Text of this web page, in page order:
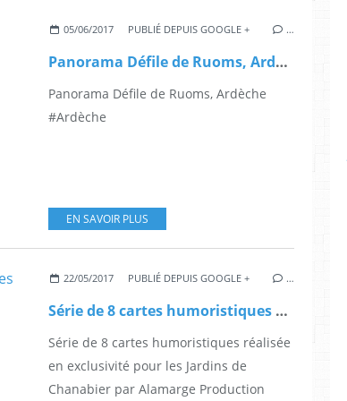
05/06/2017 PUBLIÉ DEPUIS GOOGLE + …
Panorama Défile de Ruoms, Ardèche #Ardèche
Panorama Défile de Ruoms, Ardèche
#Ardèche
EN SAVOIR PLUS
22/05/2017 PUBLIÉ DEPUIS GOOGLE + …
Série de 8 cartes humoristiques sur les plantes de la Bible – les jardins de chanabier
Série de 8 cartes humoristiques réalisée
en exclusivité pour les Jardins de
Chanabier par Alamarge Production